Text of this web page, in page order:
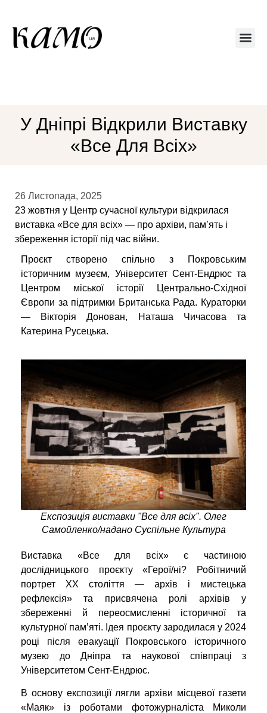
У Дніпрі Відкрили Виставку
«Все Для Всіх»
26 Листопада, 2025
23 жовтня у Центр сучасної культури відкрилася
виставка «Все для всіх» — про архіви, памʼять і
збереження історії під час війни.
Проєкт створено спільно з Покровським
історичним музеєм, Університет Сент-Ендрюста
Центром міської історії Центрально-Східної
Європи за підтримки Британська Рада. Кураторки
— Вікторія Донован, Наташа Чичасова та
Катерина Русецька.
Експозиція виставки "Все для всіх". Олег
Самойленко/надано Суспільне Культура
Виставка «Все для всіх» є частиною
дослідницького проєкту «Герої/ні? Робітничий
портрет ХХ століття — архів і мистецька
рефлексія» та присвячена ролі архівів у
збереженні й переосмисленні історичної та
культурної памʼяті. Ідея проєкту зародилася у 2024
році після евакуації Покровського історичного
музею до Дніпра та наукової співпраці з
Університетом Сент-Ендрюс.
В основу експозиції лягли архіви місцевої газети
«Маяк» із роботами фотожурналіста Миколи